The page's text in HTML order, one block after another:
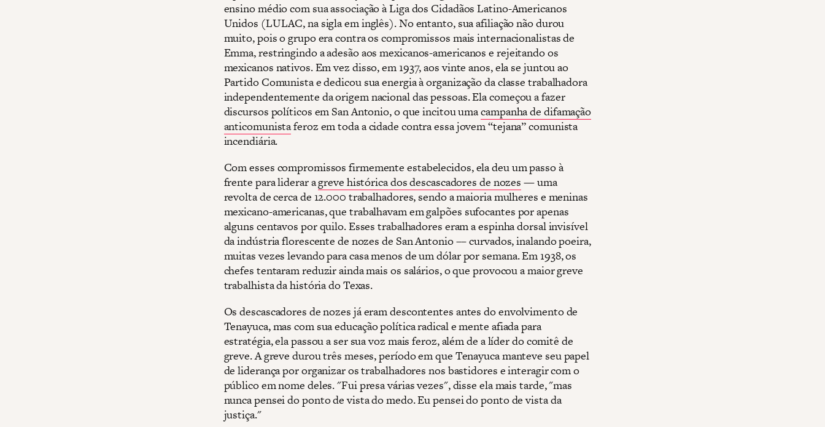
ensino médio com sua associação à Liga dos Cidadãos Latino-Americanos
Unidos (LULAC, na sigla em inglês). No entanto, sua afiliação não durou
muito, pois o grupo era contra os compromissos mais internacionalistas de
Emma, restringindo a adesão aos mexicanos-americanos e rejeitando os
mexicanos nativos. Em vez disso, em 1937, aos vinte anos, ela se juntou ao
Partido Comunista e dedicou sua energia à organização da classe trabalhadora
independentemente da origem nacional das pessoas. Ela começou a fazer
discursos políticos em San Antonio, o que incitou umacampanha de difamação
anticomunistaferoz em toda a cidade contra essa jovem “tejana” comunista
incendiária.
Com esses compromissos firmemente estabelecidos, ela deu um passo à
frente para liderar agreve histórica dos descascadores de nozes — uma
revolta de cerca de 12.000 trabalhadores, sendo a maioria mulheres e meninas
mexicano-americanas, que trabalhavam em galpões sufocantes por apenas
alguns centavos por quilo. Esses trabalhadores eram a espinha dorsal invisível
da indústria florescente de nozes de San Antonio –– curvados, inalando poeira,
muitas vezes levando para casa menos de um dólar por semana. Em 1938, os
chefes tentaram reduzir ainda mais os salários, o que provocou a maior greve
trabalhista da história do Texas.
Os descascadores de nozes já eram descontentes antes do envolvimento de
Tenayuca, mas com sua educação política radical e mente afiada para
estratégia, ela passou a ser sua voz mais feroz, além de a líder do comitê de
greve. A greve durou três meses, período em que Tenayuca manteve seu papel
de liderança por organizar os trabalhadores nos bastidores e interagir com o
público em nome deles. "Fui presa várias vezes", disse ela mais tarde, "mas
nunca pensei do ponto de vista do medo. Eu pensei do ponto de vista da
justiça."